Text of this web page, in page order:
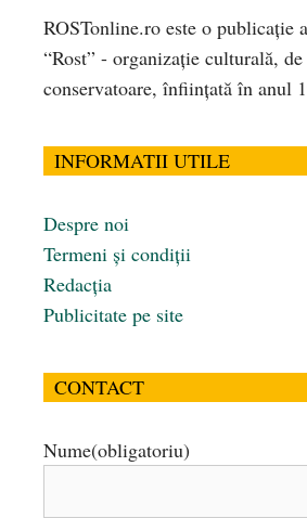
ROSTonline.ro este o publicaţie
“Rost” - organizaţie culturală,
conservatoare, înfiinţată în anul
INFORMATII UTILE
Despre noi
Termeni și condiții
Redacția
Publicitate pe site
CONTACT
Nume(obligatoriu)